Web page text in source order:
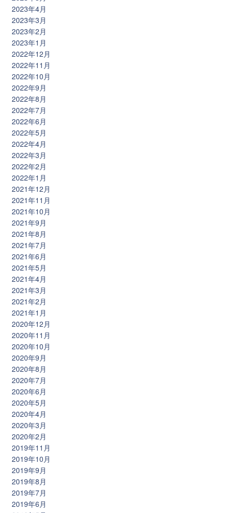
2023年4月
2023年3月
2023年2月
2023年1月
2022年12月
2022年11月
2022年10月
2022年9月
2022年8月
2022年7月
2022年6月
2022年5月
2022年4月
2022年3月
2022年2月
2022年1月
2021年12月
2021年11月
2021年10月
2021年9月
2021年8月
2021年7月
2021年6月
2021年5月
2021年4月
2021年3月
2021年2月
2021年1月
2020年12月
2020年11月
2020年10月
2020年9月
2020年8月
2020年7月
2020年6月
2020年5月
2020年4月
2020年3月
2020年2月
2019年11月
2019年10月
2019年9月
2019年8月
2019年7月
2019年6月